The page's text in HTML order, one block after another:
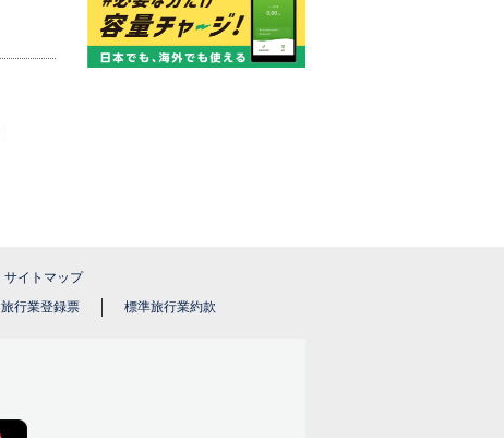
サイトマップ
旅行業登録票 標準旅行業約款